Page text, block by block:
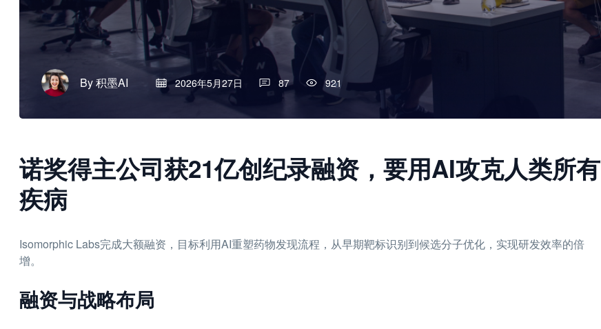
By积墨AI 2026年5月27日 87 921
诺奖得主公司获21亿创纪录融资，要用AI攻克人类所有
疾病
Isomorphic Labs完成大额融资，目标利用AI重塑药物发现流程，从早期靶标识别到候选分子优化，实现研发效率的倍
增。
融资与战略布局